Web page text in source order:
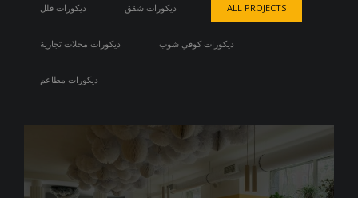
ALL PROJECTS ديكورات شقق ديكورات فلل
ديكورات كوفي شوب ديكورات محلات تجارية
ديكورات مطاعم